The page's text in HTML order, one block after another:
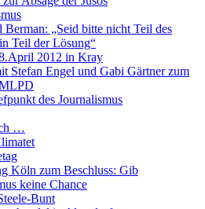
Berman: „Seid bitte nicht Teil des
Teil der Lösung“
2012 in Kray
Stefan Engel und Gabi Gärtner zum
des Journalismus
…
Köln zum Beschluss: Gib
keine Chance
Bunt